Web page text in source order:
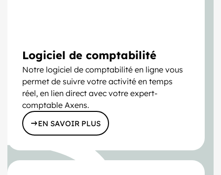
Logiciel de comptabilité
Notre logiciel de comptabilité en ligne vous
permet de suivre votre activité en temps
réel, en lien direct avec votre expert-
comptable Axens.
EN SAVOIR PLUS